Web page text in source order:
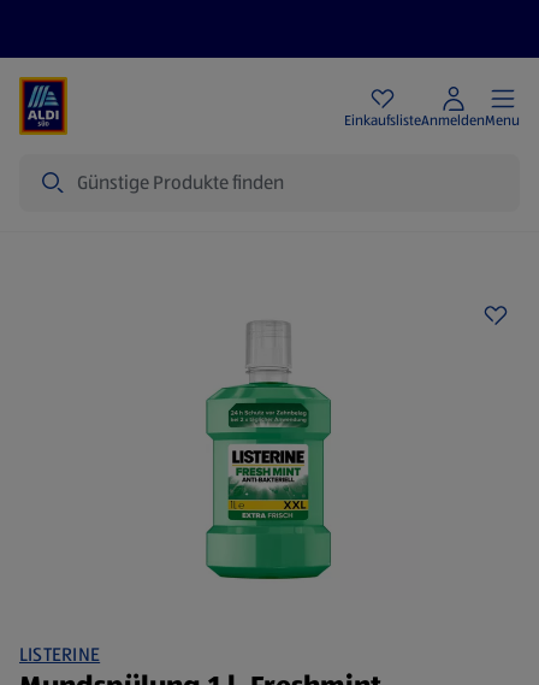
EinkaufslisteAnmeldenMenu
LISTERINE